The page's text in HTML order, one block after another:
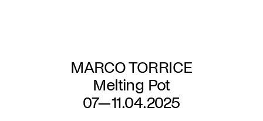
MARCO TORRICE
Melting Pot
07—11.04.2025